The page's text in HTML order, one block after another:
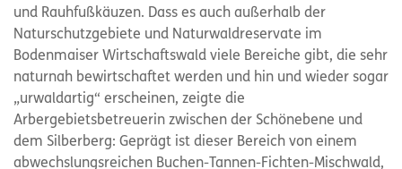
und Rauhfußkäuzen. Dass es auch außerhalb der
Naturschutzgebiete und Naturwaldreservate im
Bodenmaiser Wirtschaftswald viele Bereiche gibt, die sehr
naturnah bewirtschaftet werden und hin und wieder sogar
„urwaldartig“ erscheinen, zeigte die
Arbergebietsbetreuerin zwischen der Schönebene und
dem Silberberg: Geprägt ist dieser Bereich von einem
abwechslungsreichen Buchen-Tannen-Fichten-Mischwald,